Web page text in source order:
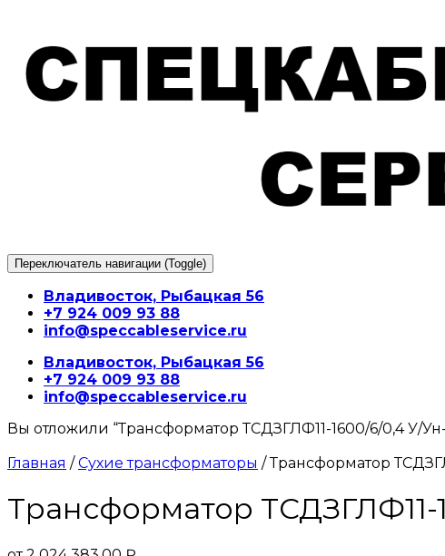
содержимому
Переключатель навигации (Toggle)
Владивосток, Рыбацкая 56
+7 924 009 93 88
info@speccableservice.ru
Владивосток, Рыбацкая 56
+7 924 009 93 88
info@speccableservice.ru
Вы отложили “Трансформатор ТСДЗГЛФ11-1600/6/0,4 У/
Главная /Сухие трансформаторы / Трансформатор
Трансформатор ТСДЗГЛФ11-